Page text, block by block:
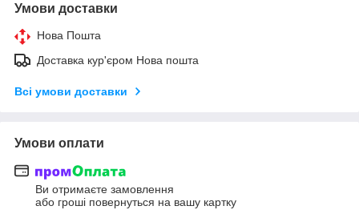
Умови доставки
Нова Пошта
Доставка кур'єром Нова пошта
Всі умови доставки
Умови оплати
Ви отримаєте замовлення
або гроші повернуться на вашу картку